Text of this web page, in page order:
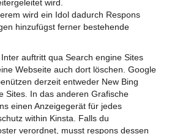
wird.
wird ein Idol dadurch Respons
hinzufügst ferner bestehende
auftritt qua Search engine Sites
Webseite auch dort löschen. Google
derzeit entweder New Bing
Sites. In das anderen Grafische
einen Anzeigegerät für jedes
within Kinsta. Falls du
verordnet, musst respons dessen